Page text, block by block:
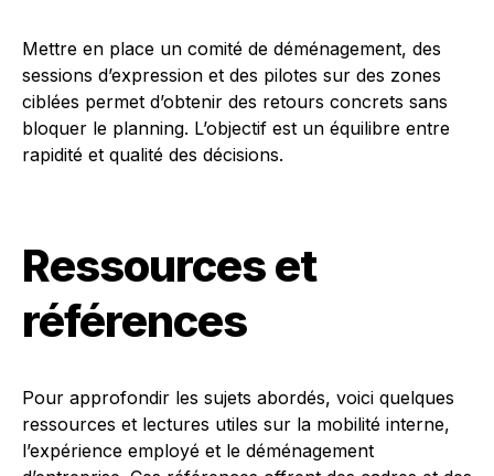
Mettre en place un comité de déménagement, des
sessions d’expression et des pilotes sur des zones
ciblées permet d’obtenir des retours concrets sans
bloquer le planning. L’objectif est un équilibre entre
rapidité et qualité des décisions.
Ressources et
références
Pour approfondir les sujets abordés, voici quelques
ressources et lectures utiles sur la mobilité interne,
l’expérience employé et le déménagement